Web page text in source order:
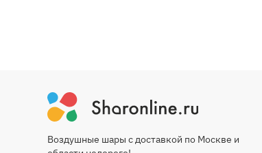
Воздушные шары с доставкой по Москве и